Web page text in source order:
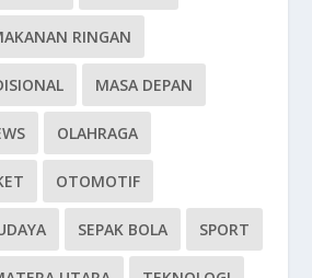
RINGAN
MASA DEPAN
OLAHRAGA
OTOMOTIF
SEPAK BOLA SPORT